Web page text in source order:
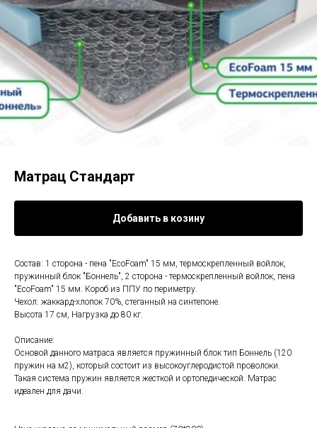
Матрац Стандарт
Добавить в козину
Состав: 1 сторона - пена "EcoFoam" 15 мм, термоскрепленный войлок,
пружинный блок "Боннель", 2 сторона - термоскрепленный войлок, пена
"EcoFoam" 15 мм. Короб из ППУ по периметру.
Чехол: жаккард-хлопок 70%, стеганный на синтепоне.
Высота 17 см, Нагрузка до 80 кг.
Описание:
Основой данного матраса является пружинный блок тип Боннель (120
пружин на м2), который состоит из высокоуглеродистой проволоки.
Такая система пружин является жесткой и ортопедической. Матрас
идеален для дачи.